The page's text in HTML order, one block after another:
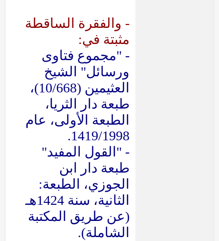
- والفقرة الساقطة
مثبتة في:
- "مجموع فتاوى
ورسائل" الشيخ
العثيمين (10/668)،
طبعة دار الثريا،
الطبعة الأولى، عام
1419/1998.
- "القول المفيد"
طبعة دار ابن
الجوزي، الطبعة:
الثانية، سنة 1424هـ
(عن طريق المكتبة
الشاملة).